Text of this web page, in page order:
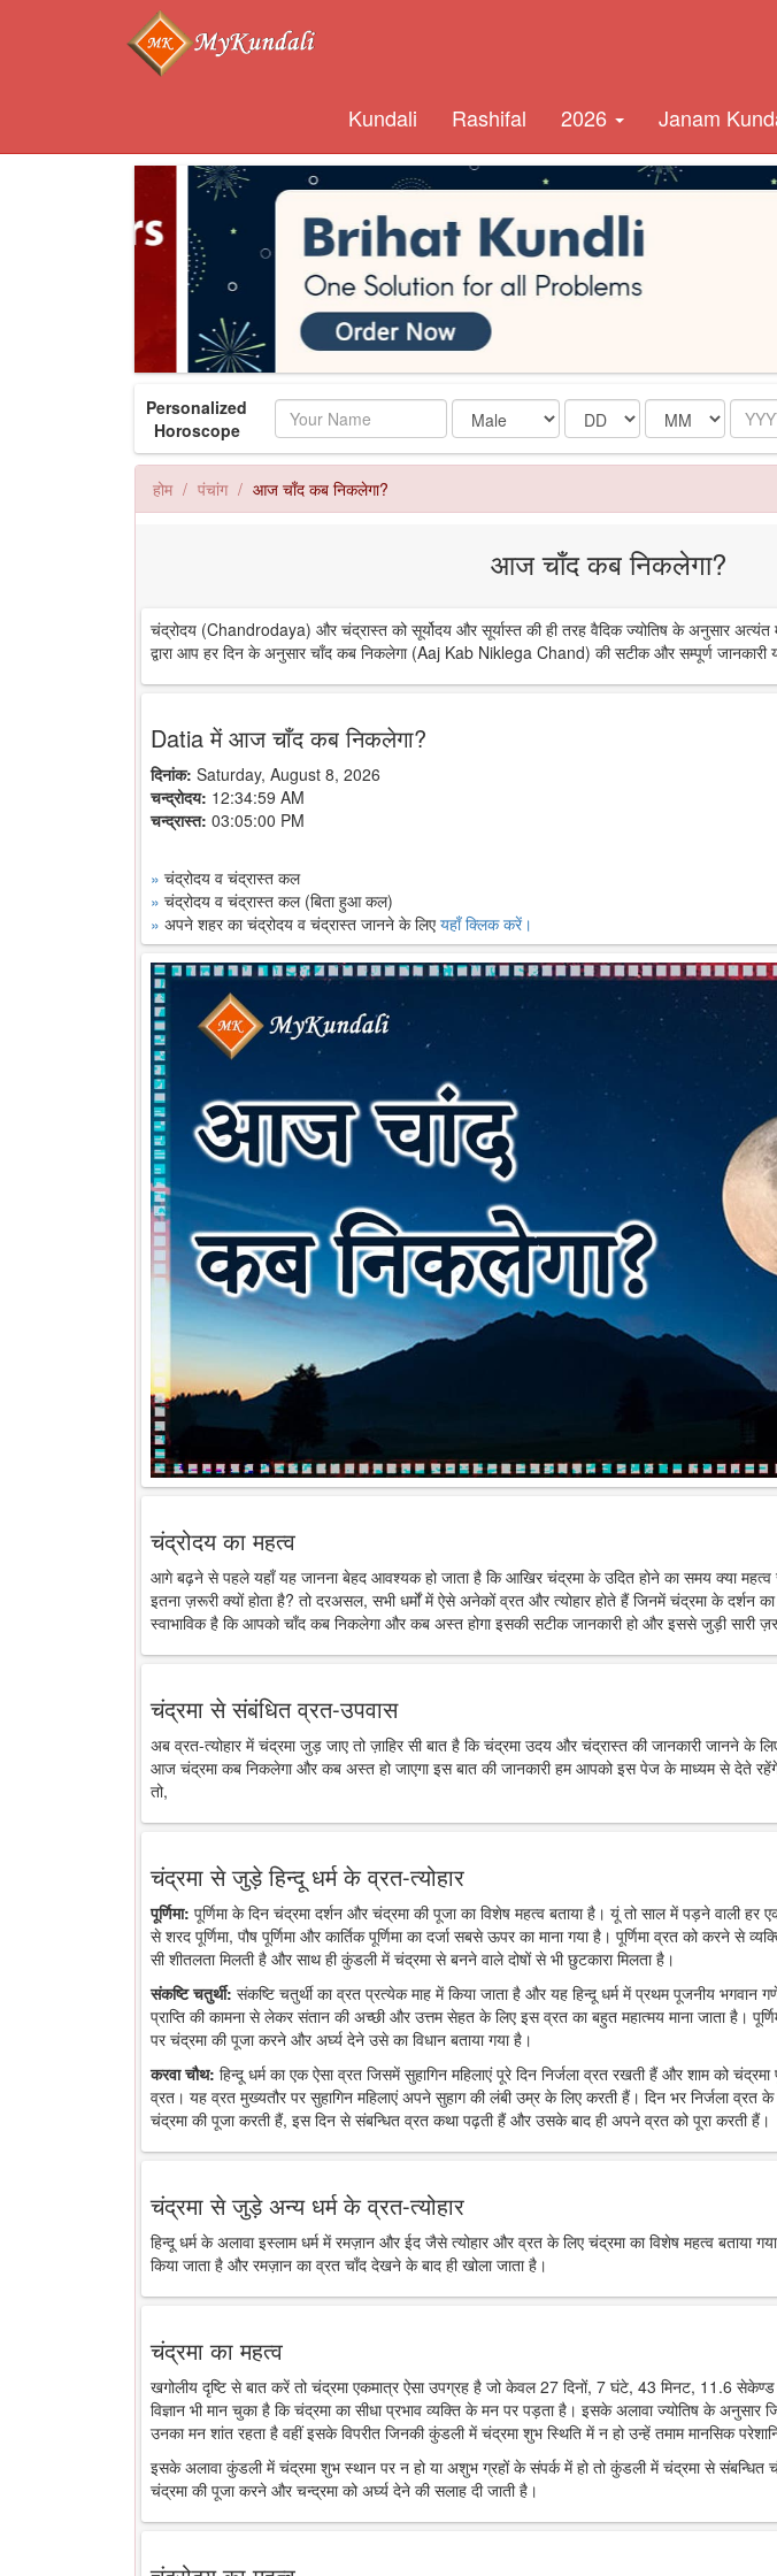
Kundali Rashifal 2026 Janam
Personalized
Horoscope
Name Date Month Year
होम पंचांग आज चाँद कब निकलेगा?
आज चाँद कब निकलेगा?
चंद्रोदय (Chandrodaya) और चंद्रास्त को सूर्योदय और सूर्यास्त की ही तरह वैदिक ज्योतिष के अनुसार
द्वारा आप हर दिन के अनुसार चाँद कब निकलेगा (Aaj Kab Niklega Chand) की सटीक और सम्पूर्ण जानकारी
Datia में आज चाँद कब निकलेगा?
दिनांक: Saturday, August 8, 2026
चन्द्रोदय: 12:34:59 AM
चन्द्रास्त: 03:05:00 PM
» चंद्रोदय व चंद्रास्त कल
» चंद्रोदय व चंद्रास्त कल (बिता हुआ कल)
» अपने शहर का चंद्रोदय व चंद्रास्त जानने के लिएयहाँ क्लिक करें।
चंद्रोदय का महत्व
आगे बढ़ने से पहले यहाँ यह जानना बेहद आवश्यक हो जाता है कि आखिर चंद्रमा के उदित होने का समय क्या
इतना ज़रूरी क्यों होता है? तो दरअसल, सभी धर्मों में ऐसे अनेकों व्रत और त्योहार होते हैं जिनमें चंद्रमा के दर्शन का
स्वाभाविक है कि आपको चाँद कब निकलेगा और कब अस्त होगा इसकी सटीक जानकारी हो और इससे जुड़ी सारी
चंद्रमा से संबंधित व्रत-उपवास
अब व्रत-त्योहार में चंद्रमा जुड़ जाए तो ज़ाहिर सी बात है कि चंद्रमा उदय और चंद्रास्त की जानकारी जानने
आज चंद्रमा कब निकलेगा और कब अस्त हो जाएगा इस बात की जानकारी हम आपको इस पेज के माध्यम से देते
तो,
चंद्रमा से जुड़े हिन्दू धर्म के व्रत-त्योहार
पूर्णिमा: पूर्णिमा के दिन चंद्रमा दर्शन और चंद्रमा की पूजा का विशेष महत्व बताया है। यूं तो साल में पड़ने वाली हर
से शरद पूर्णिमा, पौष पूर्णिमा और कार्तिक पूर्णिमा का दर्जा सबसे ऊपर का माना गया है। पूर्णिमा व्रत को करने से
सी शीतलता मिलती है और साथ ही कुंडली में चंद्रमा से बनने वाले दोषों से भी छुटकारा मिलता है।
संकष्टि चतुर्थी: संकष्टि चतुर्थी का व्रत प्रत्येक माह में किया जाता है और यह हिन्दू धर्म में प्रथम पूजनीय भगवान
प्राप्ति की कामना से लेकर संतान की अच्छी और उत्तम सेहत के लिए इस व्रत का बहुत महात्मय माना जाता है।
पर चंद्रमा की पूजा करने और अर्घ्य देने उसे का विधान बताया गया है।
करवा चौथ: हिन्दू धर्म का एक ऐसा व्रत जिसमें सुहागिन महिलाएं पूरे दिन निर्जला व्रत रखती हैं और शाम को
व्रत। यह व्रत मुख्यतौर पर सुहागिन महिलाएं अपने सुहाग की लंबी उम्र के लिए करती हैं। दिन भर निर्जला व्रत के
चंद्रमा की पूजा करती हैं, इस दिन से संबन्धित व्रत कथा पढ़ती हैं और उसके बाद ही अपने व्रत को पूरा करती हैं।
चंद्रमा से जुड़े अन्य धर्म के व्रत-त्योहार
हिन्दू धर्म के अलावा इस्लाम धर्म में रमज़ान और ईद जैसे त्योहार और व्रत के लिए चंद्रमा का विशेष महत्व बताया
किया जाता है और रमज़ान का व्रत चाँद देखने के बाद ही खोला जाता है।
चंद्रमा का महत्व
खगोलीय दृष्टि से बात करें तो चंद्रमा एकमात्र ऐसा उपग्रह है जो केवल 27 दिनों, 7 घंटे, 43 मिनट, 11.6
विज्ञान भी मान चुका है कि चंद्रमा का सीधा प्रभाव व्यक्ति के मन पर पड़ता है। इसके अलावा ज्योतिष के अनुसार
उनका मन शांत रहता है वहीं इसके विपरीत जिनकी कुंडली में चंद्रमा शुभ स्थिति में न हो उन्हें तमाम मानसिक
इसके अलावा कुंडली में चंद्रमा शुभ स्थान पर न हो या अशुभ ग्रहों के संपर्क में हो तो कुंडली में चंद्रमा से संबन्धित
चंद्रमा की पूजा करने और चन्द्रमा को अर्घ्य देने की सलाह दी जाती है।